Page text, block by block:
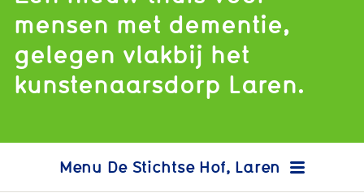
mensen met dementie,
gelegen vlakbij het
kunstenaarsdorp Laren.
De Stichtse Hof, Laren